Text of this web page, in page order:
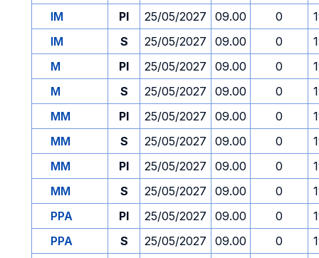
IM PI 25/05/2027 09.00 0
IM
S 25/05/2027 09.00 0
M
PI 25/05/2027 09.00 0
M
S 25/05/2027 09.00 0
MM
PI 25/05/2027 09.00 0
MM
S 25/05/2027 09.00 0
MM
PI 25/05/2027 09.00 0
MM
S 25/05/2027 09.00 0
PPA
PI 25/05/2027 09.00 0
PPA
S 25/05/2027 09.00 0